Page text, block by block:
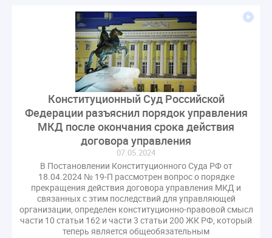
проверки ЖКХ
саморегулирование
управляющие организации
Альберт Короленко
ЖК РФ КоАП РФ
Почта России
Стандарты и качество
встреча
налоговая реформа
общее собрание собственников
ответственность
пени по жку
перерасчет платы
тарифы
теплоснабжение
штраф
ВОК
Всероссийское совещание
ГД
Госсовет
Жилищная инспекция
Закон Хинштейна
Зарубежный опыт
Исследования
Казань
Минфин НДС
Общественная палата
Проект
Рабочая группа
Регулирование Персональные данные ЕГРН
Конституционный Суд Российской
Федерации разъяснил порядок управления
МКД после окончания срока действия
договора управления
07.05.2024
В Постановлении Конституционного Суда РФ от
18.04.2024 № 19-П рассмотрен вопрос о порядке
прекращения действия договора управления МКД и
связанных с этим последствий для управляющей
организации, определен конституционно-правовой смысл
части 10 статьи 162 и части 3 статьи 200 ЖК РФ, который
теперь является общеобязательным